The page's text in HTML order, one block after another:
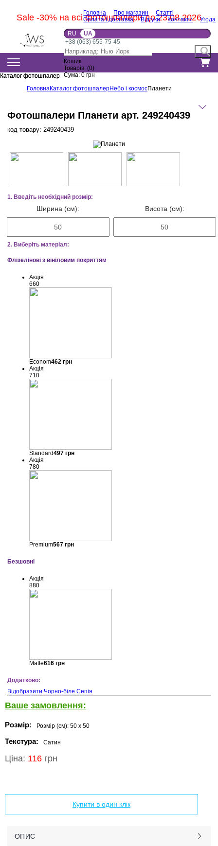
Sale -30% на всі фотошпалери до 23.08.2026
Головна Про магазин
Статті
Оплата і доставка
Відгуки Контакти Угода
RU
UA
+38 (063) 655-75-45
Кошик
Товарів: (0)
Сума: 0 грн
Каталог фотошпалер
Каталог фотошпалер
ГоловнаКаталог фотошпалерНебо і космосПланети
Фотошпалери Планети арт. 249240439
код товару: 249240439
1. Введіть необхідний розмір:
Ширина (см): Висота (см):
2. Виберіть матеріал:
Флізелінові з вініловим покриттям
Акція
660
Econom462грн
Акція
710
Standard497грн
Акція
780
Premium567грн
Безшовні
Акція
880
Matte616грн
Додатково:
Відобразити Чорно-біле Сепія
Ваше замовлення:
Розмір: Розмір (см): 50 x 50
Текстура: Сатин
Ціна: 116 грн
Купити в один клік
ОПИС